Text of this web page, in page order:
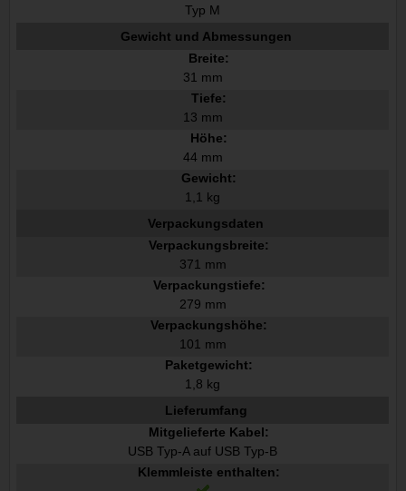
Typ M
Gewicht und Abmessungen
Breite:
31 mm
Tiefe:
13 mm
Höhe:
44 mm
Gewicht:
1,1 kg
Verpackungsdaten
Verpackungsbreite:
371 mm
Verpackungstiefe:
279 mm
Verpackungshöhe:
101 mm
Paketgewicht:
1,8 kg
Lieferumfang
Mitgelieferte Kabel:
USB Typ-A auf USB Typ-B
Klemmleiste enthalten: